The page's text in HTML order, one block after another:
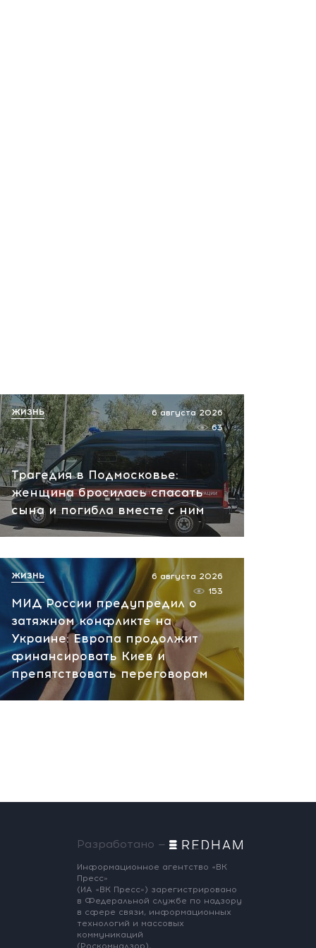
сегодня, 10:33
Трагедия в Подмосковье:
женщина бросилась спасать
сына и погибла вместе с ним
6 августа 2026
63
ЖИЗНЬ
МИД России предупредил о
затяжном конфликте на
Украине: Европа продолжит
финансировать Киев и
препятствовать переговорам
6 августа 2026
153
ЖИЗНЬ
Разработано —
Информационное агентство «ВК
Пресс»
(ИА «ВК Пресс») зарегистрировано
в Федеральной службе по надзору
в сфере связи, информационных
технологий и массовых
коммуникаций
(Роскомнадзор),